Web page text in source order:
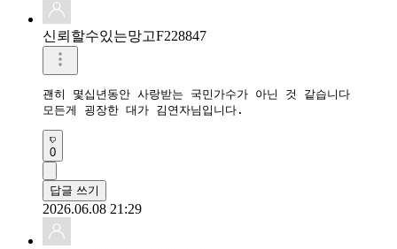
신뢰할수있는망고F228847
괜히 몇십년동안 사랑받는 국민가수가 아닌 것 같습니다
모든게 굉장한 대가 김연자님입니다.
0
답글 쓰기
2026.06.08 21:29